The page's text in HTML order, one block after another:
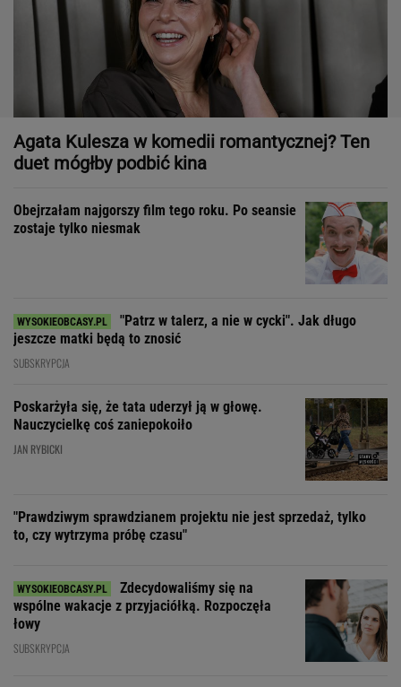
Agata Kulesza w komedii romantycznej? Ten
duet mógłby podbić kina
Obejrzałam najgorszy film tego roku. Po seansie
zostaje tylko niesmak
"Patrz w talerz, a nie w cycki". Jak długo
jeszcze matki będą to znosić
SUBSKRYPCJA
Poskarżyła się, że tata uderzył ją w głowę.
Nauczycielkę coś zaniepokoiło
JAN RYBICKI
"Prawdziwym sprawdzianem projektu nie jest sprzedaż, tylko
to, czy wytrzyma próbę czasu"
Zdecydowaliśmy się na
wspólne wakacje z przyjaciółką. Rozpoczęła
łowy
SUBSKRYPCJA